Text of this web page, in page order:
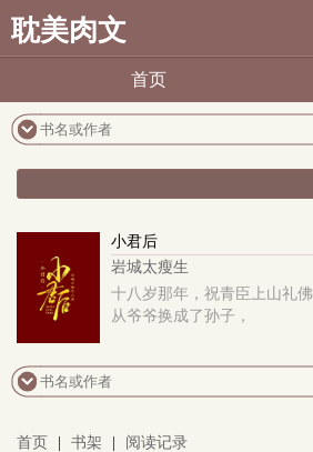
耽美肉文
首页
小君后
岩城太瘦生
十八岁那年，祝青臣上山礼
从爷爷换成了孙子，
首页 书架 阅读记录